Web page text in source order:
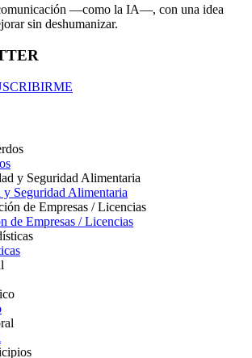
—como la IA—, con una idea
sin deshumanizar.
y Seguridad Alimentaria
de Empresas / Licencias